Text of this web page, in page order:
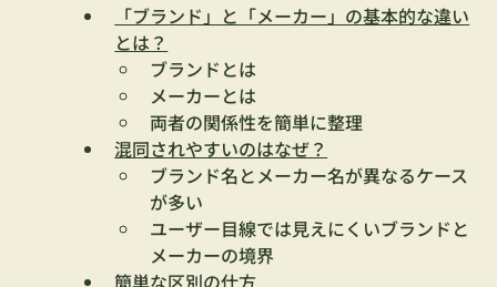
「ブランド」と「メーカー」の基本的な違い
とは？
ブランドとは
メーカーとは
両者の関係性を簡単に整理
混同されやすいのはなぜ？
ブランド名とメーカー名が異なるケース
が多い
ユーザー目線では見えにくいブランドと
メーカーの境界
簡単な区別の仕方